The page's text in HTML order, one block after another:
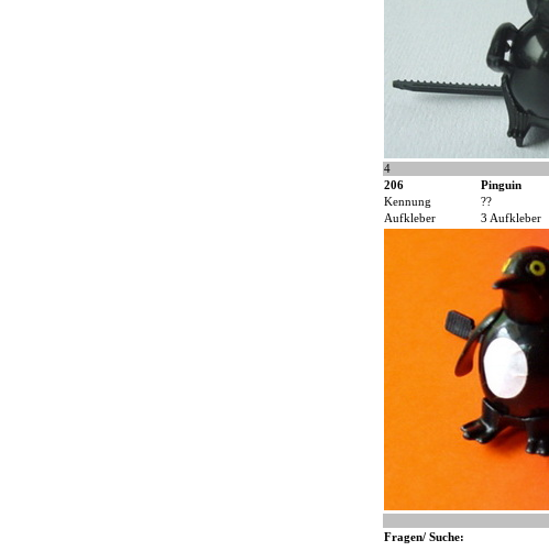
4
206
Pinguin
Kennung
??
Aufkleber
3 Aufkleber
Fragen/ Suche: